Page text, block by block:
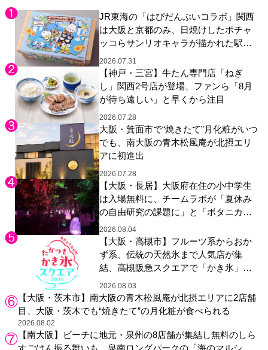
JR東海の「はぴだんぶいコラボ」関西
は大阪と京都のみ、日焼けしたポチャ
ッコらサンリオキャラが描かれた駅弁
やグッズが登場
2026.07.31
【神戸・三宮】牛たん専門店「ねぎ
し」関西2号店が登場、ファンら「8月
が待ち遠しい」と早くから注目
2026.07.28
大阪・箕面市で“焼きたて”月化粧がいつ
でも、南大阪の青木松風庵が北摂エリ
アに初進出
2026.07.28
【大阪・長居】大阪府在住の小中学生
は入場無料に、チームラボが「夏休み
の自由研究の課題に」と「ボタニカル
ガーデン 大阪」へ招待
2026.08.04
【大阪・高槻市】フルーツ系からおか
ず系、伝統の天然氷まで人気店が集
結、高槻阪急スクエアで「かき氷」祭
り
2026.08.03
【大阪・茨木市】南大阪の青木松風庵が北摂エリアに2店舗
目、大阪・茨木でも“焼きたて”の月化粧が食べられる
2026.08.02
【南大阪】ビーチに地元・泉州の8店舗が集結し無料のしら